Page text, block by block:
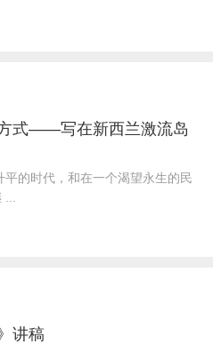
式——写在新西兰激流岛
时代，和在一个渴望永生的民
讲稿